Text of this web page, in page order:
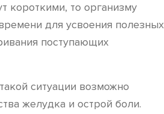
короткими, то организму
для усвоения полезных
поступающих
ситуации возможно
желудка и острой боли.